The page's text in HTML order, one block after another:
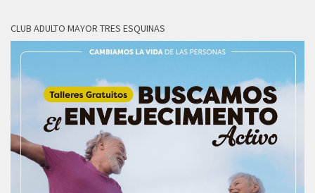
CLUB ADULTO MAYOR TRES ESQUINAS